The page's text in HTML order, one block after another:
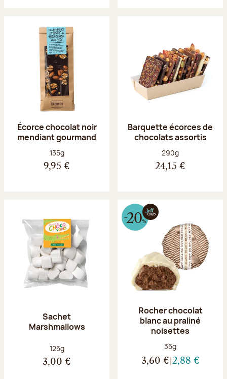
Écorce chocolat noir
mendiant gourmand
Poids net :
135g
9,95 €
Barquette écorces de
chocolats assortis
Poids net :
290g
24,15 €
Sachet
Marshmallows
Poids net :
125g
3,00 €
Rocher chocolat
blanc au praliné
noisettes
Poids net :
35g
3,60 € 2,88 €